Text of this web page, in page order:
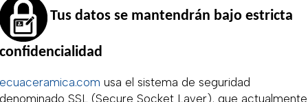
Tus datos se mantendrán bajo estricta
usa el sistema de seguridad
SSL (Secure Socket Layer), que actualmente